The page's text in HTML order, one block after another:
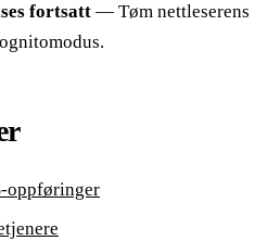
fortsatt — Tøm nettleserens
oppføringer